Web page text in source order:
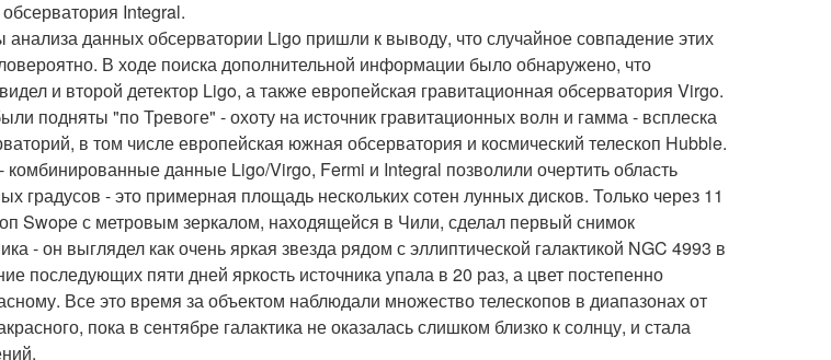
Integral.
анализа данных обсерватории Ligo пришли к выводу, что случайное совпадение этих
В ходе поиска дополнительной информации было обнаружено, что
и второй детектор Ligo, а также европейская гравитационная обсерватория Virgo.
подняты "по Тревоге" - охоту на источник гравитационных волн и гамма - всплеска
в том числе европейская южная обсерватория и космический телескоп Hubble.
данные Ligo/Virgo, Fermi и Integral позволили очертить область
градусов - это примерная площадь нескольких сотен лунных дисков. Только через 11
Swope с метровым зеркалом, находящейся в Чили, сделал первый снимок
- он выглядел как очень яркая звезда рядом с эллиптической галактикой NGC 4993 в
последующих пяти дней яркость источника упала в 20 раз, а цвет постепенно
Все это время за объектом наблюдали множество телескопов в диапазонах от
пока в сентябре галактика не оказалась слишком близко к солнцу, и стала